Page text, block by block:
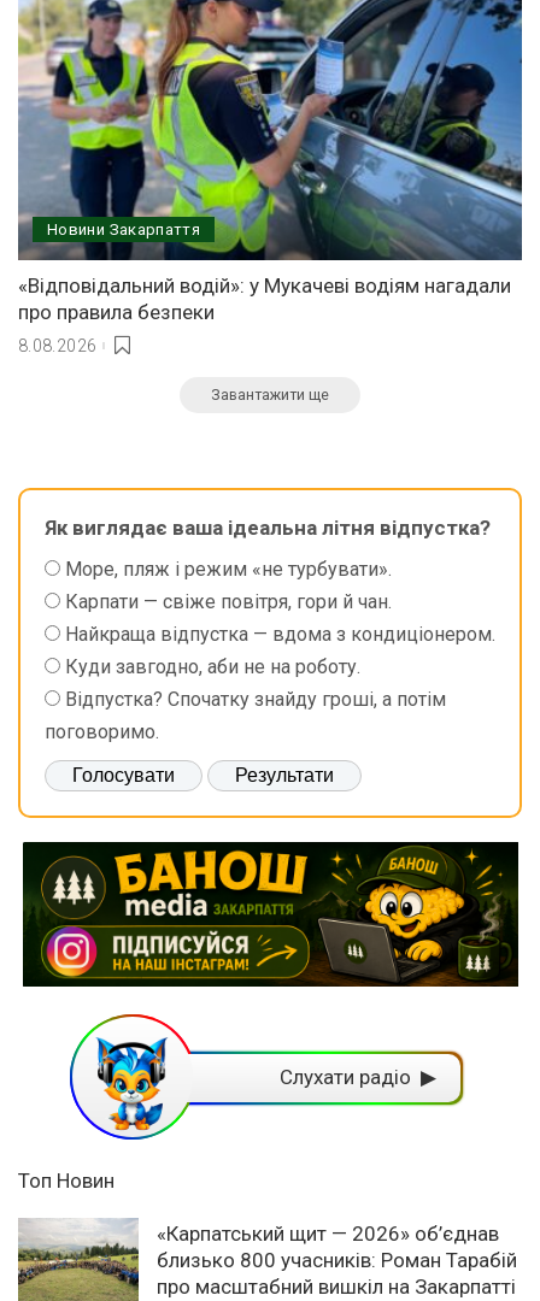
Новини Закарпаття
«Відповідальний водій»: у Мукачеві водіям нагадали
про правила безпеки
8.08.2026
Завантажити ще
Як виглядає ваша ідеальна літня відпустка?
Море, пляж і режим «не турбувати».
Карпати — свіже повітря, гори й чан.
Найкраща відпустка — вдома з кондиціонером.
Куди завгодно, аби не на роботу.
Відпустка? Спочатку знайду гроші, а потім
поговоримо.
Слухати радіо ▶
Топ Новин
«Карпатський щит — 2026» об’єднав
близько 800 учасників: Роман Тарабій
про масштабний вишкіл на Закарпатті